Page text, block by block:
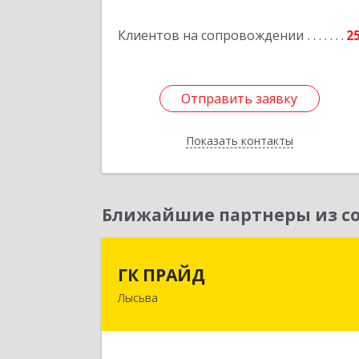
Клиентов на сопровождении
Отправить заявку
Показать контакты
Отправить заявку
Назад
Ближайшие партнеры из
ГК ПРАЙД
Лысьва618909, Пермский край, Лысьва г,